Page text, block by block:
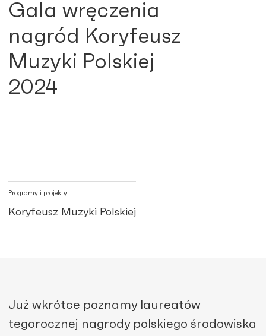
Gala wręczenia
nagród Koryfeusz
Muzyki Polskiej
2024
Programy i projekty
Koryfeusz Muzyki Polskiej
Już wkrótce poznamy laureatów
tegorocznej nagrody polskiego środowiska